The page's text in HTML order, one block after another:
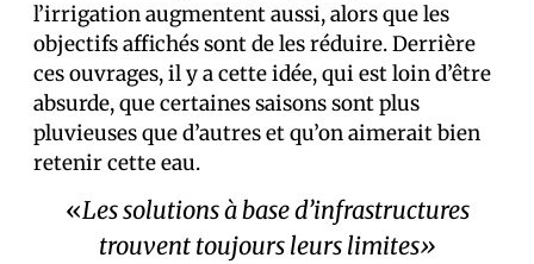
l’irrigation augmentent aussi, alors que les
objectifs affichés sont de les réduire. Derrière
ces ouvrages, il y a cette idée, qui est loin d’être
absurde, que certaines saisons sont plus
pluvieuses que d’autres et qu’on aimerait bien
retenir cette eau.
«Les solutions à base d’infrastructures
trouvent toujours leurs limites»